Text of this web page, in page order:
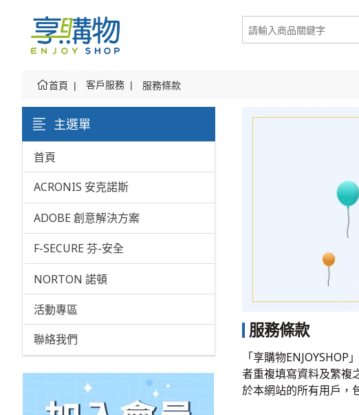
首頁 客戶服務 服務條款
主選單
首頁
ACRONIS 安克諾斯
ADOBE 創意解決方案
F-SECURE 芬-安全
NORTON 諾頓
活動專區
聯絡我們 服務條款
「享購物
者重複填寫資料及繁複
於本網站的所有用戶，